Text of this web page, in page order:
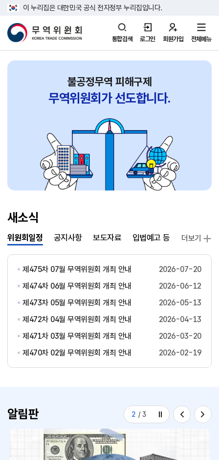
이 누리집은 대한민국 공식 전자정부 누리집입니다.
통합검색 로그인 회원가입 전체메뉴
불공정무역 피해구제
무역위원회가선도합니다.
새소식
위원회일정
제475차 07월 무역위원회 개최 안내
2026-07-20
제474차 06월 무역위원회 개최 안내
2026-06-12
제473차 05월 무역위원회 개최 안내
2026-05-13
제472차 04월 무역위원회 개최 안내
2026-04-13
제471차 03월 무역위원회 개최 안내
2026-03-20
제470차 02월 무역위원회 개최 안내
2026-02-19
더보기
공지사항 보도자료 입법예고 등 발간자료
알림판 2 / 3